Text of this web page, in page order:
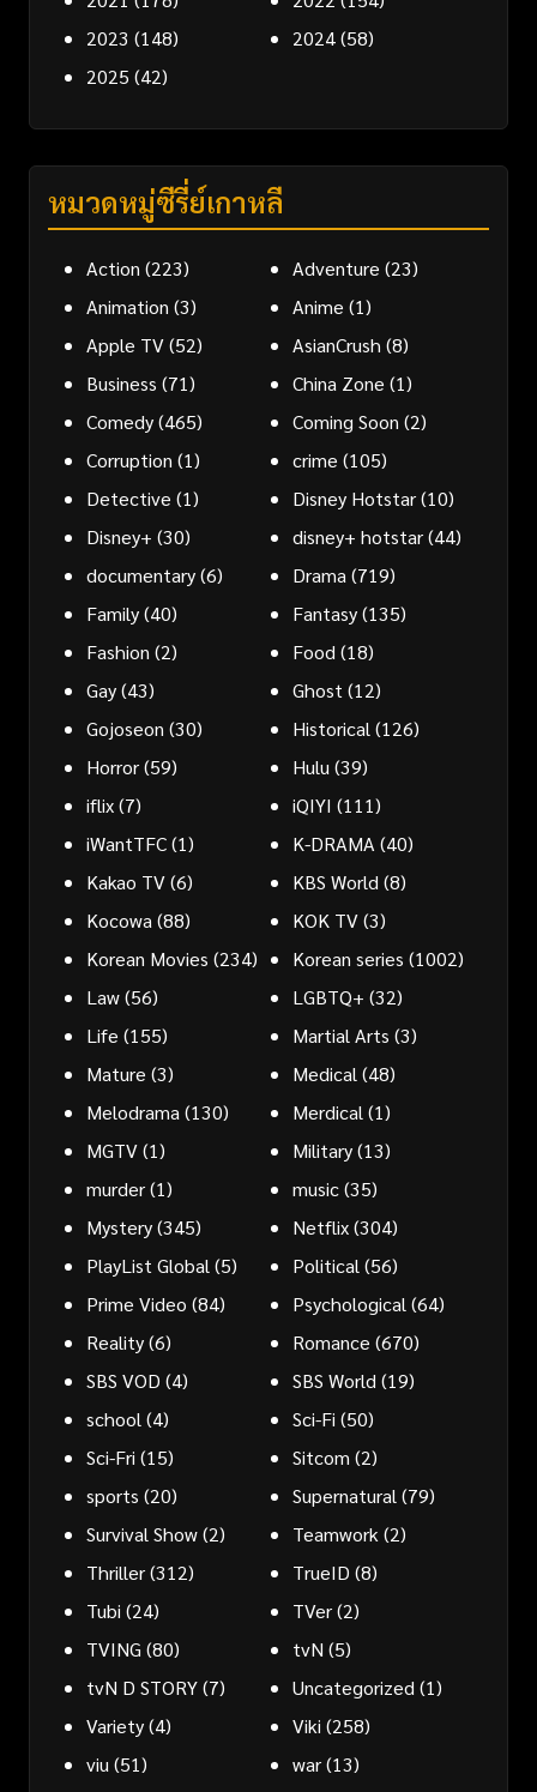
2023 (148) 2024(58)
2025 (42)
หมวดหมู่ซีรี่ย์เกาหลี
Action (223) Adventure (23)
Animation (3) Anime (1)
Apple TV(52) AsianCrush (8)
Business (71) China Zone (1)
Comedy(465) Coming Soon (2)
Corruption (1) crime (105)
Detective (1) Disney Hotstar(10)
Disney+ (30) disney+ hotstar(44)
documentary(6) Drama (719)
Family(40) Fantasy(135)
Fashion (2) Food (18)
Gay(43) Ghost (12)
Gojoseon (30) Historical (126)
Horror(59) Hulu (39)
iflix(7) iQIYI (111)
iWantTFC(1) K-DRAMA (40)
Kakao TV(6) KBS World (8)
Kocowa (88) KOK TV(3)
Korean Movies (234) Korean series (1002)
Law(56) LGBTQ+ (32)
Life (155) Martial Arts (3)
Mature (3) Medical (48)
Melodrama (130) Merdical (1)
MGTV(1) Military(13)
murder(1) music(35)
Mystery(345) Netflix(304)
PlayList Global (5) Political (56)
Prime Video (84) Psychological (64)
Reality(6) Romance (670)
SBS VOD (4) SBS World (19)
school (4) Sci-Fi (50)
Sci-Fri (15) Sitcom (2)
sports (20) Supernatural (79)
Survival Show(2) Teamwork (2)
Thriller(312) TrueID (8)
Tubi (24) TVer(2)
TVING (80) tvN (5)
tvN D STORY(7) Uncategorized (1)
Variety(4) Viki (258)
viu (51) war(13)